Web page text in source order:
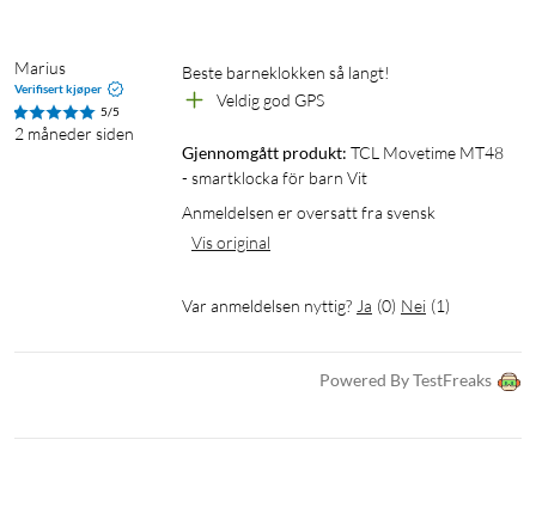
Vanntetthet: IP68 + 2 ATM
Batteri: 900 mAh
Batteritid: Opptil 2,5 dager (7 dager standby)
SIM: Nano-SIM eller eSIM
Kamera: Ja (for videosamtaler)
1 × TCL Movetime MT48 klokke
Marius
Verifisert kjøper
5/5
2 måneder siden
Beste barneklokken så langt!
Veldig god GPS
Gjennomgått produkt: TCL Movetime MT48
- smartklocka för barn Vit
Anmeldelsen er oversatt fra svensk
Vis original
Var anmeldelsen nyttig? Ja (0) Nei (1)
Powered By TestFreaks